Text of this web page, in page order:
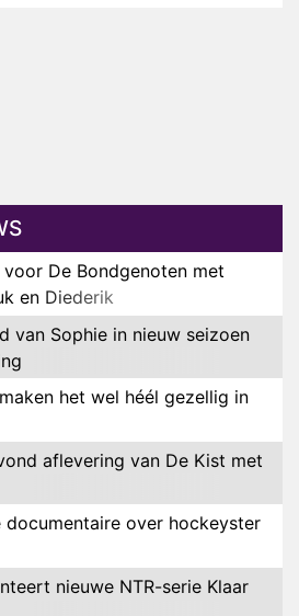
De Bondgenoten met
en Diederik
van Sophie in nieuw seizoen
het wel héél gezellig in
aflevering van De Kist met
documentaire over hockeyster
nieuwe NTR-serie Klaar